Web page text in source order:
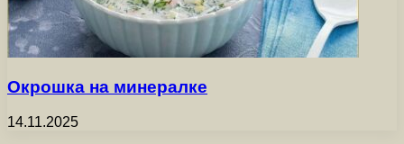
Окрошка на минералке
14.11.2025